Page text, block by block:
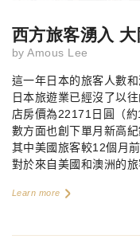
西方旅客湧入
by Amous Lee
這一年日本的旅客人數
日本旅遊業已經沒了以
店房價為22171 日圓（約
數方面也創下單月新高紀
其中美國旅客較12個月
對於來自美國和澳洲的
Learn more